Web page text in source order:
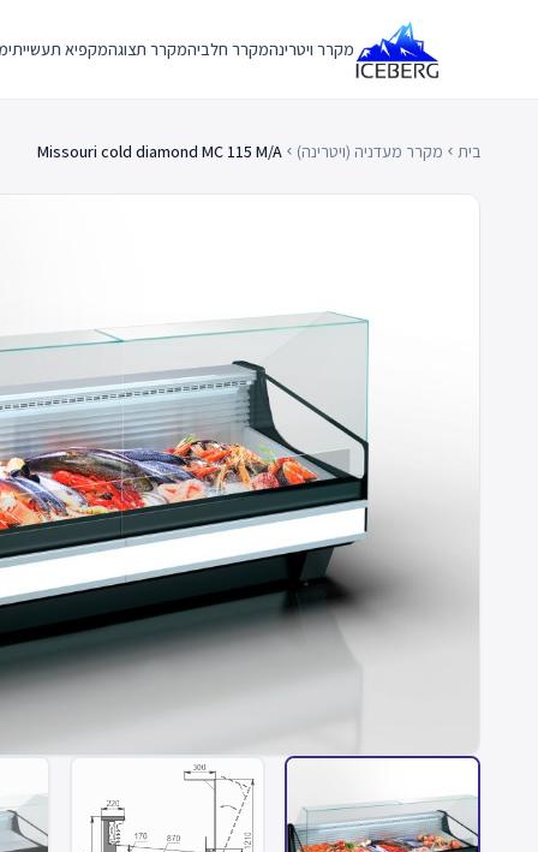
מקרר ויטרינהמקרר חלביהמקרר תצוגהמקפיא תעשייתי
בית chevron_left מקרר מעדניה (ויטרינה) chevron_left
Missouri cold diamond MC 115 M/A